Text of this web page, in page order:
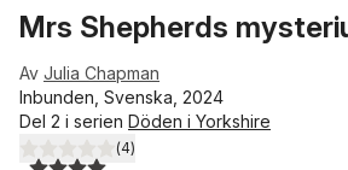
Mrs Shepherds
Av Julia Chapman
Inbunden, Svenska, 2024
Del 2 i serien Döden i Yorkshire
4,0utav 5 stjärnor. Totalt antal röster:
(4)